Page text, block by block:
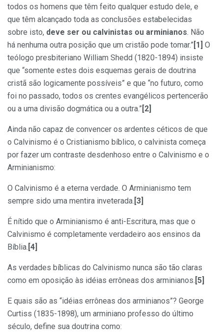
todos os homens que têm feito qualquer estudo dele, e
que têm alcançado toda as conclusões estabelecidas
sobre isto, deve ser ou calvinistas ou arminianos. Não
há nenhuma outra posição que um cristão pode tomar.” [1] O
teólogo presbiteriano William Shedd (1820-1894) insiste
que “somente estes dois esquemas gerais de doutrina
cristã são logicamente possíveis” e que “no futuro, como
foi no passado, todos os crentes evangélicos pertencerão
ou a uma divisão dogmática ou a outra.” [2]
Ainda não capaz de convencer os ardentes céticos de que
o Calvinismo é o Cristianismo bíblico, o calvinista começa
por fazer um contraste desdenhoso entre o Calvinismo e o
Arminianismo:
O Calvinismo é a eterna verdade. O Arminianismo tem
sempre sido uma mentira inveterada. [3]
É nítido que o Arminianismo é anti-Escritura, mas que o
Calvinismo é completamente verdadeiro aos ensinos da
Bíblia. [4]
As verdades bíblicas do Calvinismo nunca são tão claras
como em oposição às idéias errôneas dos arminianos. [5]
E quais são as “idéias errôneas dos arminianos”? George
Curtiss (1835-1898), um arminiano professo do último
século, define sua doutrina como: